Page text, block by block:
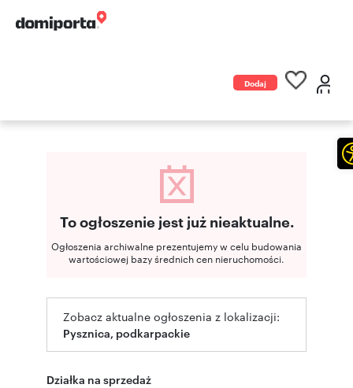
Dodaj
To ogłoszenie jest już nieaktualne.
Ogłoszenia archiwalne prezentujemy w celu budowania
wartościowej bazy średnich cen nieruchomości.
Zobacz aktualne ogłoszenia z lokalizacji:
Pysznica, podkarpackie
Działka na sprzedaż